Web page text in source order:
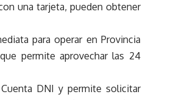
una tarjeta, pueden obtener
para operar en Provincia
permite aprovechar las 24
DNI y permite solicitar